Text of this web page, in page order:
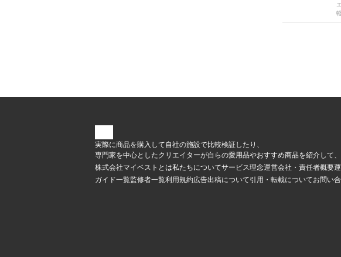
実際に商品を購入して自社の施設で比較検証したり、
専門家を中心としたクリエイターが自らの愛用品やおすすめ商品を紹介して
株式会社マイベストとは私たちについてサービス理念運営会社・責任者概要
ガイド一覧監修者一覧利用規約広告出稿について引用・転載についてお問い